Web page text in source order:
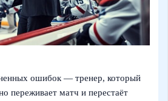
ошибок — тренер, который
переживает матч и перестаёт